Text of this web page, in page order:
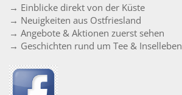
→ Einblicke direkt von der Küste
→ Neuigkeiten aus Ostfriesland
→ Angebote & Aktionen zuerst sehen
→ Geschichten rund um Tee & Inselleben